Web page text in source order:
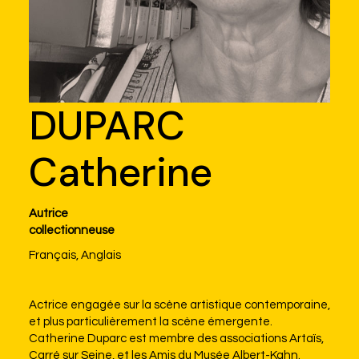
DUPARC
Catherine
Autrice
collectionneuse
Français, Anglais
Actrice engagée sur la scène artistique contemporaine,
et plus particulièrement la scène émergente.
Catherine Duparc est membre des associations Artaïs,
Carré sur Seine, et les Amis du Musée Albert-Kahn.